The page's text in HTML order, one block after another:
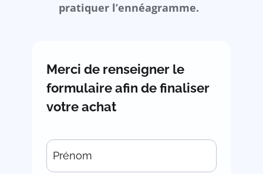
pratiquer l’ennéagramme.
Merci de renseigner le
formulaire afin de finaliser
votre achat